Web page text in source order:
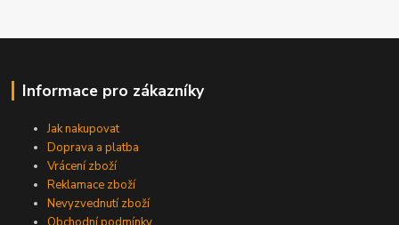
Informace pro zákazníky
Jak nakupovat
Doprava a platba
Vrácení zboží
Reklamace zboží
Nevyzvednutí zboží